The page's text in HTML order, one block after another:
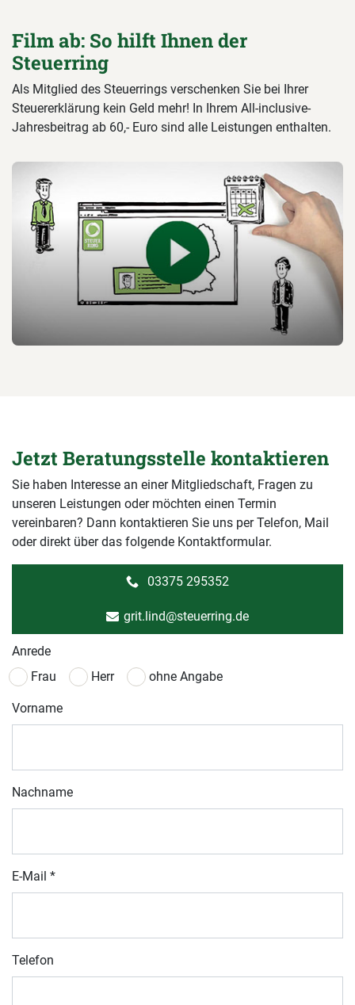
Film ab: So hilft Ihnen der
Steuerring
Als Mitglied des Steuerrings verschenken Sie bei Ihrer
Steuererklärung kein Geld mehr! In Ihrem All-inclusive-
Jahresbeitrag ab 60,- Euro sind alle Leistungen enthalten.
Jetzt Beratungsstelle kontaktieren
Sie haben Interesse an einer Mitgliedschaft, Fragen zu
unseren Leistungen oder möchten einen Termin
vereinbaren? Dann kontaktieren Sie uns per Telefon, Mail
oder direkt über das folgende Kontaktformular.
03375 295352
grit.lind@steuerring.de
Anrede
Frau
Herr ohne Angabe
Vorname
Nachname
E-Mail *
Telefon